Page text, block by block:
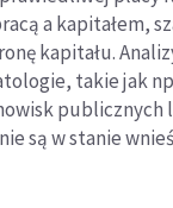
a kapitałem,
kapitału.
takie jak
publicznych
są w stanie